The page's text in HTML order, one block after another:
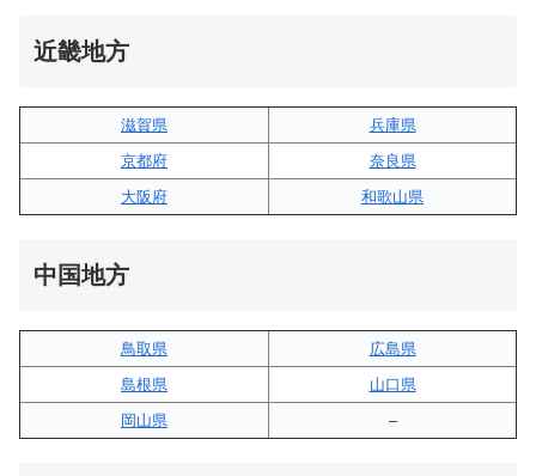
近畿地方
滋賀県
兵庫県
京都府
奈良県
大阪府
和歌山県
中国地方
鳥取県
広島県
島根県
山口県
岡山県
–